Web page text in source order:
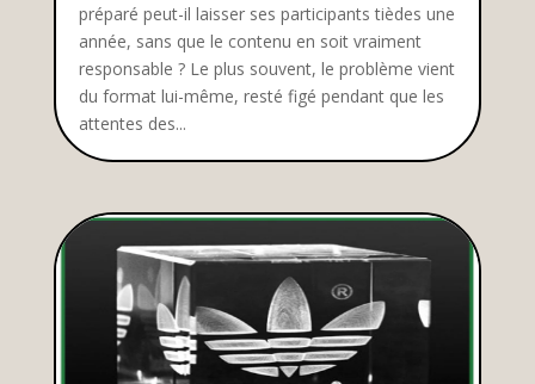
préparé peut-il laisser ses participants tièdes une
année, sans que le contenu en soit vraiment
responsable ? Le plus souvent, le problème vient
du format lui-même, resté figé pendant que les
attentes des...